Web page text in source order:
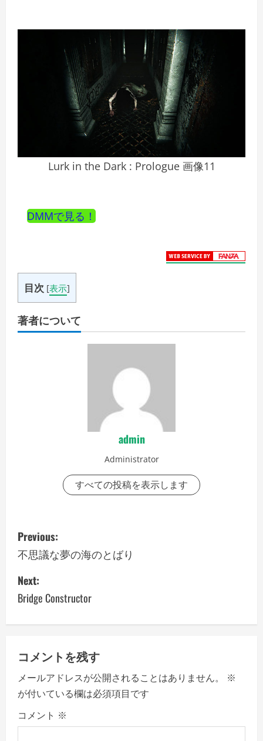
Lurk in the Dark : Prologue 画像11
DMMで見る！
目次 [表示]
著者について
admin
Administrator
すべての投稿を表示します
P
o
s
t
n
a
v
i
g
Previous:
不思議な夢の海のとばり
Next:
Bridge Constructor
コメントを残す
メールアドレスが公開されることはありません。
※
が付いている欄は必須項目です
コメント ※